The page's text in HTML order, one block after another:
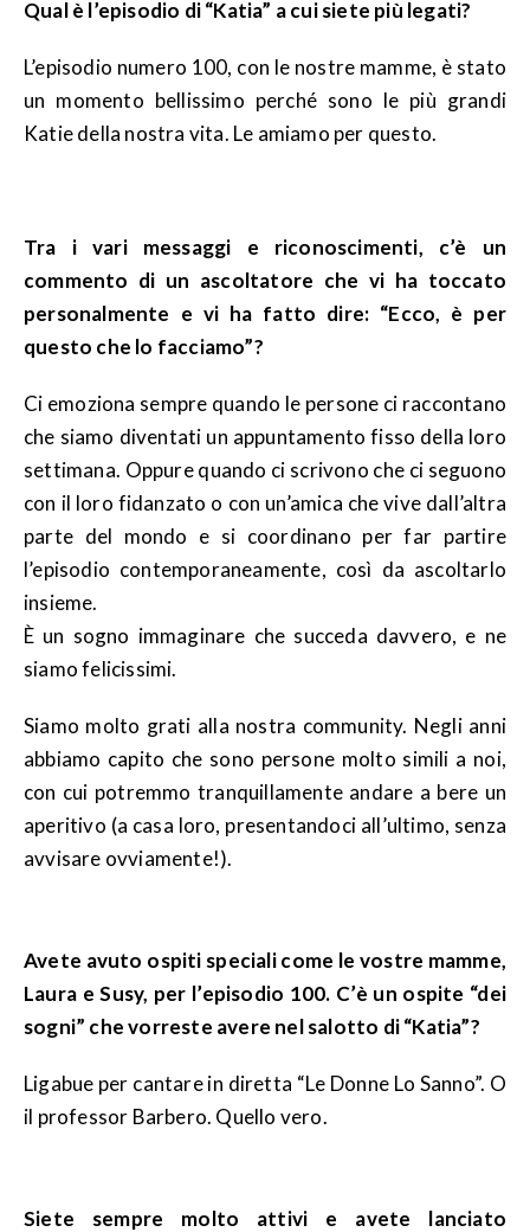
Qual è l’episodio di “Katia” a cui siete più legati?
L’episodio numero 100, con le nostre mamme, è stato
un momento bellissimo perché sono le più grandi
Katie della nostra vita. Le amiamo per questo.
Tra i vari messaggi e riconoscimenti, c’è un
commento di un ascoltatore che vi ha toccato
personalmente e vi ha fatto dire: “Ecco, è per
questo che lo facciamo”?
Ci emoziona sempre quando le persone ci raccontano
che siamo diventati un appuntamento fisso della loro
settimana. Oppure quando ci scrivono che ci seguono
con il loro fidanzato o con un’amica che vive dall’altra
parte del mondo e si coordinano per far partire
l’episodio contemporaneamente, così da ascoltarlo
insieme.
È un sogno immaginare che succeda davvero, e ne
siamo felicissimi.
Siamo molto grati alla nostra community. Negli anni
abbiamo capito che sono persone molto simili a noi,
con cui potremmo tranquillamente andare a bere un
aperitivo (a casa loro, presentandoci all’ultimo, senza
avvisare ovviamente!).
Avete avuto ospiti speciali come le vostre mamme,
Laura e Susy, per l’episodio 100. C’è un ospite “dei
sogni” che vorreste avere nel salotto di “Katia”?
Ligabue per cantare in diretta “Le Donne Lo Sanno”. O
il professor Barbero. Quello vero.
Siete sempre molto attivi e avete lanciato